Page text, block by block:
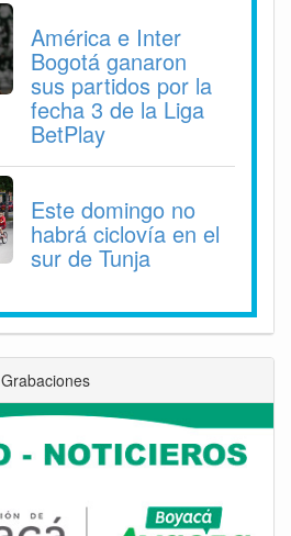
América e Inter
Bogotá ganaron
sus partidos por la
fecha 3 de la Liga
BetPlay
Este domingo no
habrá ciclovía en el
sur de Tunja
Grabaciones